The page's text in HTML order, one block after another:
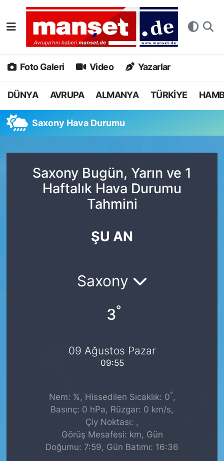
Foto Galeri Video Yazarlar
DÜNYA AVRUPA ALMANYA TÜRKİYE
Saxony Hava Durumu
Saxony Bugün, Yarın ve 1
Haftalık Hava Durumu
Tahmini
ŞU AN
Saxony
3°
09 Ağustos Pazar
09:55
Nem: %, Hissedilen Sıcaklık: 0° ,
Basınç: 0 hPa, Rüzgar: 0 km/s,
Çiy Noktası: ,
Görüş Mesafesi: km, Gün
Doğumu: 7:59, Gün Batımı: 16:36
DÜNYA
AVRUPA
ALMANYA
SPOR
DEUTSCH
Nöbetçi Eczaneler
Hava Durumu
Namaz Vakitleri
Tüm Manşetler
Son Dakika Haberleri